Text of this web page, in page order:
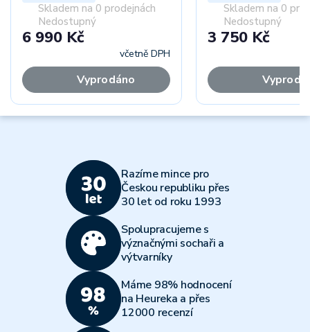
Skladem na 0 prodejnách
Nedostupný
6 990 Kč
včetně DPH
Vyprodáno
Skladem na 0
Nedostupný
3 750 Kč
Razíme mince pro
Českou republiku přes
30 let od roku 1993
Spolupracujeme s
význačnými sochaři a
výtvarníky
Máme 98% hodnocení
na Heureka a přes
12000 recenzí